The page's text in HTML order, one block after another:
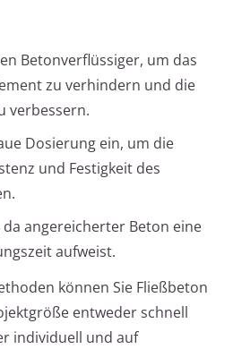
Betonverflüssiger, um das
zu verhindern und die
verbessern.
Dosierung ein, um die
und Festigkeit des
da angereicherter Beton eine
aufweist.
können Sie Fließbeton
entweder schnell
individuell und auf